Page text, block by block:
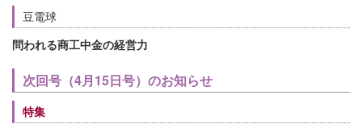
豆電球
問われる商工中金の経営力
次回号（4月15日号）のお知らせ
特集